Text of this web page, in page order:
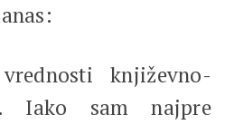
književno-
Iako sam najpre